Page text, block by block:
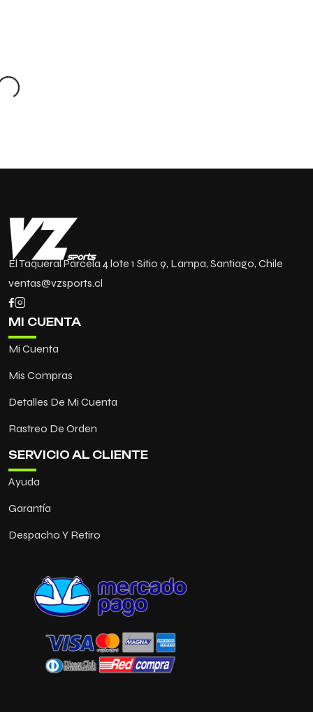
El Taqueral Parcela 4 lote 1 Sitio 9, Lampa, Santiago, Chile
ventas@vzsports.cl
MI CUENTA
Mi Cuenta
Mis Compras
Detalles De Mi Cuenta
Rastreo De Orden
SERVICIO AL CLIENTE
Ayuda
Garantía
Despacho Y Retiro